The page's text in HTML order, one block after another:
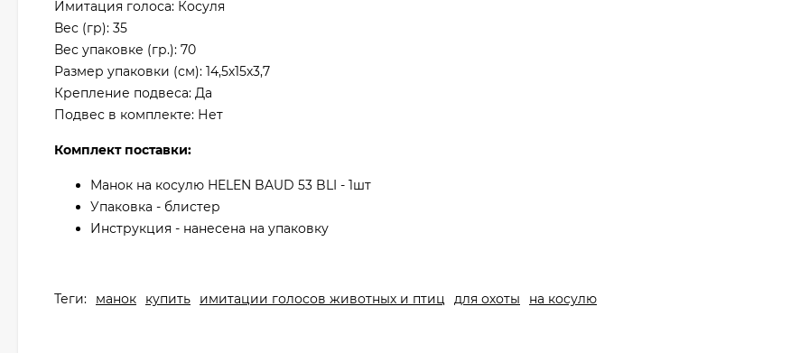
Имитация голоса: Косуля
Вес (гр): 35
Вес упаковке (гр.): 70
Размер упаковки (см): 14,5х15х3,7
Крепление подвеса: Да
Подвес в комплекте: Нет
Комплект поставки:
Манок на косулю HELEN BAUD 53 BLI - 1шт
Упаковка - блистер
Инструкция - нанесена на упаковку
Теги: манок купить имитации голосов животных и птиц для охоты на косулю